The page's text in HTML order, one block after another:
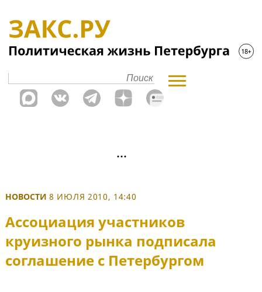
НОВОСТИ 8 ИЮЛЯ 2010, 14:40
Ассоциация участников
круизного рынка подписала
соглашение с Петербургом